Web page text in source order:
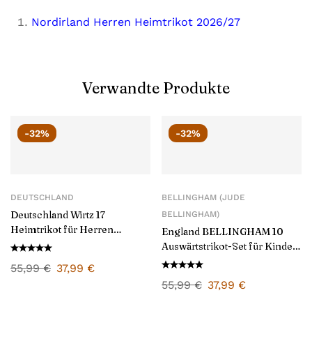
Nordirland Herren Heimtrikot 2026/27
Verwandte Produkte
-32%
DEUTSCHLAND
Deutschland Wirtz 17
Heimtrikot für Herren
2024/25
55,99€ 37,99 €
-32%
BELLINGHAM (JUDE
BELLINGHAM)
England BELLINGHAM 10
Auswärtstrikot-Set für Kinder
2024/25
55,99€ 37,99 €